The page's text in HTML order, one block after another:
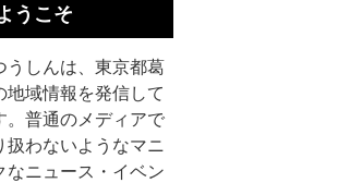
うこそ
うしんは、東京都葛
地域情報を発信して
。普通のメディアで
扱わないようなマニ
なニュース・イベン